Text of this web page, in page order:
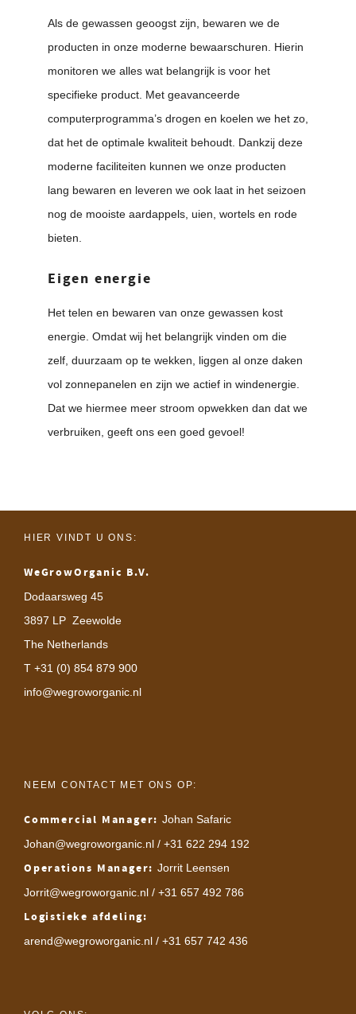
Als de gewassen geoogst zijn, bewaren we de
producten in onze moderne bewaarschuren. Hierin
monitoren we alles wat belangrijk is voor het
specifieke product. Met geavanceerde
computerprogramma’s drogen en koelen we het zo,
dat het de optimale kwaliteit behoudt. Dankzij deze
moderne faciliteiten kunnen we onze producten
lang bewaren en leveren we ook laat in het seizoen
nog de mooiste aardappels, uien, wortels en rode
bieten.
Eigen energie
Het telen en bewaren van onze gewassen kost
energie. Omdat wij het belangrijk vinden om die
zelf, duurzaam op te wekken, liggen al onze daken
vol zonnepanelen en zijn we actief in windenergie.
Dat we hiermee meer stroom opwekken dan dat we
verbruiken, geeft ons een goed gevoel!
HIER VINDT U ONS:
WeGrowOrganic B.V.
Dodaarsweg 45
3897 LP Zeewolde
The Netherlands
T +31 (0) 854 879 900
info@wegroworganic.nl
NEEM CONTACT MET ONS OP:
Commercial Manager: Johan Safaric
Johan@wegroworganic.nl / +31 622 294 192
Operations Manager: Jorrit Leensen
Jorrit@wegroworganic.nl / +31 657 492 786
Logistieke afdeling:
arend@wegroworganic.nl / +31 657 742 436